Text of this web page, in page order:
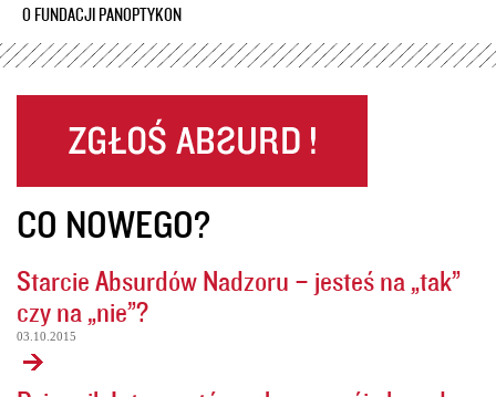
O FUNDACJI PANOPTYKON
CO NOWEGO?
Starcie Absurdów Nadzoru – jesteś na „tak”
czy na „nie”?
03.10.2015